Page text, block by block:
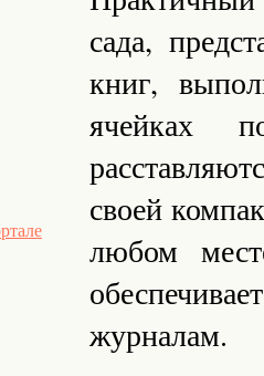
сада,
книг,
ячейках
своей
любом
журналам.